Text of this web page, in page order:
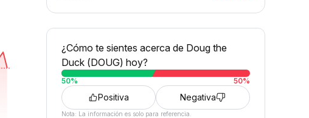
¿Cómo te sientes acerca de Doug the
Duck (DOUG) hoy?
50% 50%
Positiva Negativa
Nota: La información es solo para referencia.